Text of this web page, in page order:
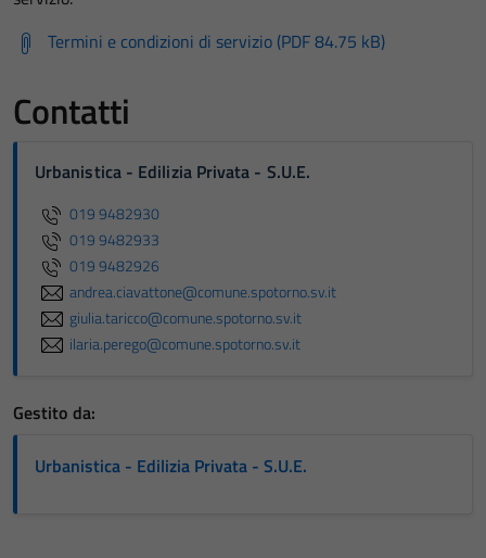
Termini e condizioni di servizio (PDF 84.75 kB)
Contatti
Urbanistica - Edilizia Privata - S.U.E.
019 9482930
019 9482933
019 9482926
andrea.ciavattone@comune.spotorno.sv.it
giulia.taricco@comune.spotorno.sv.it
ilaria.perego@comune.spotorno.sv.it
Gestito da:
Urbanistica - Edilizia Privata - S.U.E.